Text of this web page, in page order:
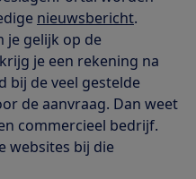
nieuwsbericht.
je gelijk op de
je een rekening na
bij de veel gestelde
de aanvraag. Dan weet
commercieel bedrijf.
websites bij die